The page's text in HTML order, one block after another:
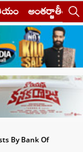
అంతర్జాతీయం
By Bank Of